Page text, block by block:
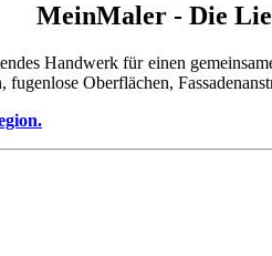
MeinMaler - Die
Handwerk für einen
Oberflächen,